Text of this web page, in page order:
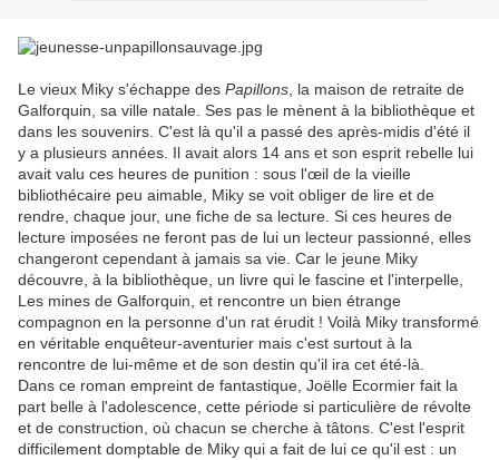
Le vieux Miky s'échappe des Papillons , la maison de retraite de
Galforquin, sa ville natale. Ses pas le mènent à la bibliothèque et
dans les souvenirs. C'est là qu'il a passé des après-midis d'été il
y a plusieurs années. Il avait alors 14 ans et son esprit rebelle lui
avait valu ces heures de punition : sous l'œil de la vieille
bibliothécaire peu aimable, Miky se voit obliger de lire et de
rendre, chaque jour, une fiche de sa lecture. Si ces heures de
lecture imposées ne feront pas de lui un lecteur passionné, elles
changeront cependant à jamais sa vie. Car le jeune Miky
découvre, à la bibliothèque, un livre qui le fascine et l'interpelle,
Les mines de Galforquin, et rencontre un bien étrange
compagnon en la personne d'un rat érudit ! Voilà Miky transformé
en véritable enquêteur-aventurier mais c'est surtout à la
rencontre de lui-même et de son destin qu'il ira cet été-là.
Dans ce roman empreint de fantastique, Joëlle Ecormier fait la
part belle à l'adolescence, cette période si particulière de révolte
et de construction, où chacun se cherche à tâtons. C'est l'esprit
difficilement domptable de Miky qui a fait de lui ce qu'il est : un